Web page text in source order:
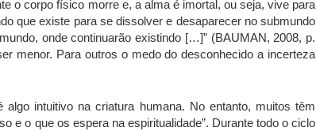
o corpo físico morre e, a alma é imortal, ou seja, vive para
que existe para se dissolver e desaparecer no submundo
onde continuarão existindo […]” (BAUMAN, 2008, p.
menor. Para outros o medo do desconhecido a incerteza
algo intuitivo na criatura humana. No entanto, muitos têm
e o que os espera na espiritualidade”. Durante todo o ciclo